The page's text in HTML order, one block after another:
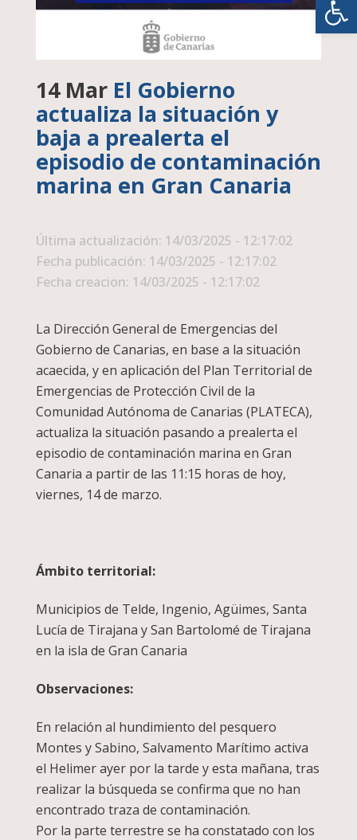
14 MarEl Gobierno
actualiza la situación y
baja a prealerta el
episodio de contaminación
marina en Gran Canaria
Última actualización: 14/03/2025 - 12:17:02
Fecha publicación: 14/03/2025 - 12:17:02
Fecha creacion: 14/03/2025 - 12:17:02
La Dirección General de Emergencias del
Gobierno de Canarias, en base a la situación
acaecida, y en aplicación del Plan Territorial de
Emergencias de Protección Civil de la
Comunidad Autónoma de Canarias (PLATECA),
actualiza la situación pasando a prealerta el
episodio de contaminación marina en Gran
Canaria a partir de las 11:15 horas de hoy,
viernes, 14 de marzo.
Ámbito territorial:
Municipios de Telde, Ingenio, Agüimes, Santa
Lucía de Tirajana y San Bartolomé de Tirajana
en la isla de Gran Canaria
Observaciones:
En relación al hundimiento del pesquero
Montes y Sabino, Salvamento Marítimo activa
el Helimer ayer por la tarde y esta mañana, tras
realizar la búsqueda se confirma que no han
encontrado traza de contaminación.
Por la parte terrestre se ha constatado con los